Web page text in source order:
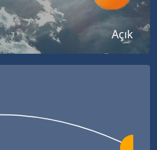
Bilecik
Bingöl
Burdur
Açık